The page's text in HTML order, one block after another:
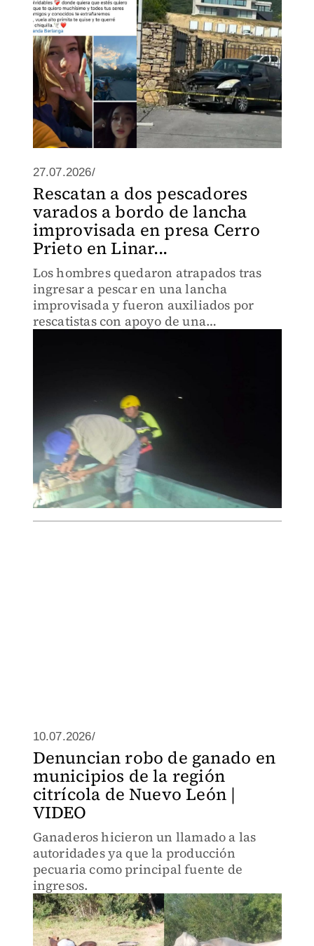
27.07.2026/
Rescatan a dos pescadores
varados a bordo de lancha
improvisada en presa Cerro
Prieto en Linar...
Los hombres quedaron atrapados tras
ingresar a pescar en una lancha
improvisada y fueron auxiliados por
rescatistas con apoyo de una
10.07.2026/
Denuncian robo de ganado en
municipios de la región
citrícola de Nuevo León |
VIDEO
Ganaderos hicieron un llamado a las
autoridades ya que la producción
pecuaria como principal fuente de
ingresos.